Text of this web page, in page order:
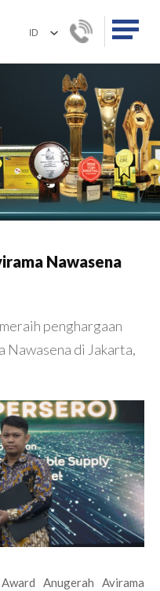
Nawasena
penghargaan
Nawasena di Jakarta,
Anugerah Avirama